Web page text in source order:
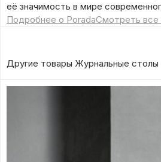
её значимость в мире
Подробнее о PoradaСмотреть все
Другие товары Журнальные столы